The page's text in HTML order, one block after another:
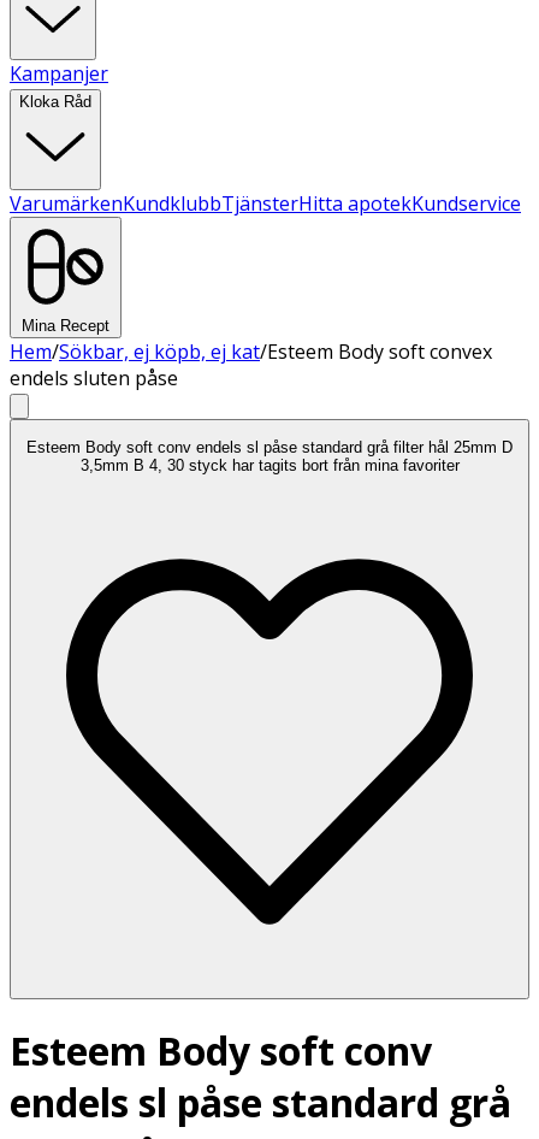
Kampanjer
Kloka Råd
VarumärkenKundklubbTjänsterHitta apotekKundservice
Mina Recept
Hem/Sökbar, ej köpb, ej kat/Esteem Body soft convex
endels sluten påse
Esteem Body soft conv endels sl påse standard grå filter hål 25mm D
3,5mm B 4, 30 styck har tagits bort från mina favoriter
Esteem Body soft conv
endels sl påse standard grå